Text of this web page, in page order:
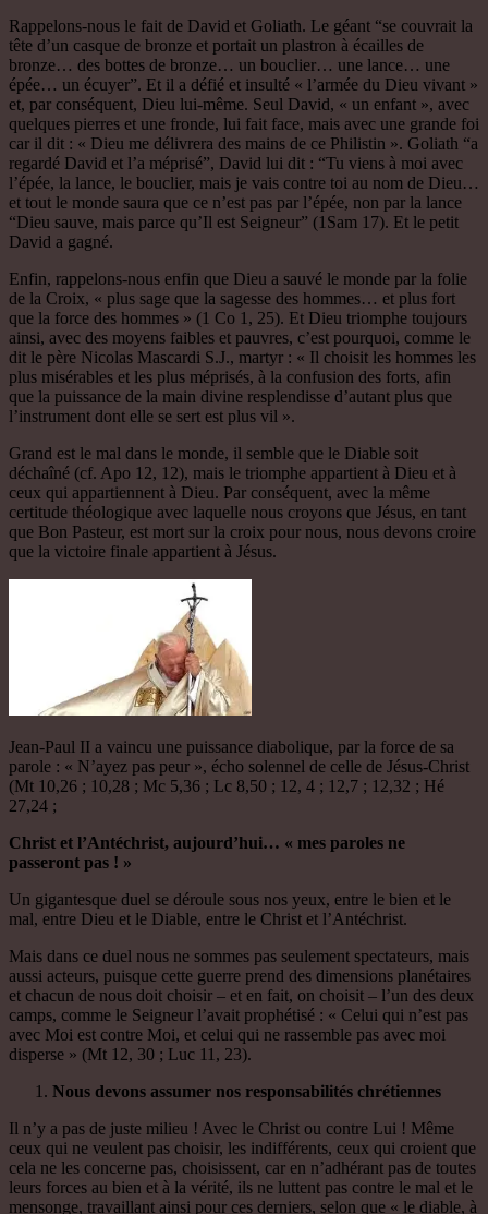
Rappelons-nous le fait de David et Goliath. Le géant “se couvrait la
tête d’un casque de bronze et portait un plastron à écailles de
bronze… des bottes de bronze… un bouclier… une lance… une
épée… un écuyer”. Et il a défié et insulté « l’armée du Dieu vivant »
et, par conséquent, Dieu lui-même. Seul David, « un enfant », avec
quelques pierres et une fronde, lui fait face, mais avec une grande foi
car il dit : « Dieu me délivrera des mains de ce Philistin ». Goliath “a
regardé David et l’a méprisé”, David lui dit : “Tu viens à moi avec
l’épée, la lance, le bouclier, mais je vais contre toi au nom de Dieu…
et tout le monde saura que ce n’est pas par l’épée, non par la lance
“Dieu sauve, mais parce qu’Il est Seigneur” (1Sam 17). Et le petit
David a gagné.
Enfin, rappelons-nous enfin que Dieu a sauvé le monde par la folie
de la Croix, « plus sage que la sagesse des hommes… et plus fort
que la force des hommes » (1 Co 1, 25). Et Dieu triomphe toujours
ainsi, avec des moyens faibles et pauvres, c’est pourquoi, comme le
dit le père Nicolas Mascardi S.J., martyr : « Il choisit les hommes les
plus misérables et les plus méprisés, à la confusion des forts, afin
que la puissance de la main divine resplendisse d’autant plus que
l’instrument dont elle se sert est plus vil ».
Grand est le mal dans le monde, il semble que le Diable soit
déchaîné (cf. Apo 12, 12), mais le triomphe appartient à Dieu et à
ceux qui appartiennent à Dieu. Par conséquent, avec la même
certitude théologique avec laquelle nous croyons que Jésus, en tant
que Bon Pasteur, est mort sur la croix pour nous, nous devons croire
que la victoire finale appartient à Jésus.
Jean-Paul II a vaincu une puissance diabolique, par la force de sa
parole : « N’ayez pas peur », écho solennel de celle de Jésus-Christ
(Mt 10,26 ; 10,28 ; Mc 5,36 ; Lc 8,50 ; 12, 4 ; 12,7 ; 12,32 ; Hé
27,24 ;
Christ et l’Antéchrist, aujourd’hui… « mes paroles ne
passeront pas ! »
Un gigantesque duel se déroule sous nos yeux, entre le bien et le
mal, entre Dieu et le Diable, entre le Christ et l’Antéchrist.
Mais dans ce duel nous ne sommes pas seulement spectateurs, mais
aussi acteurs, puisque cette guerre prend des dimensions planétaires
et chacun de nous doit choisir – et en fait, on choisit – l’un des deux
camps, comme le Seigneur l’avait prophétisé : « Celui qui n’est pas
avec Moi est contre Moi, et celui qui ne rassemble pas avec moi
disperse » (Mt 12, 30 ; Luc 11, 23).
Nous devons assumer nos responsabilités chrétiennes
Il n’y a pas de juste milieu ! Avec le Christ ou contre Lui ! Même
ceux qui ne veulent pas choisir, les indifférents, ceux qui croient que
cela ne les concerne pas, choisissent, car en n’adhérant pas de toutes
leurs forces au bien et à la vérité, ils ne luttent pas contre le mal et le
mensonge, travaillant ainsi pour ces derniers, selon que « le diable, à